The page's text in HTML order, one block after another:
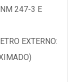
247-3 E
EXTERNO: